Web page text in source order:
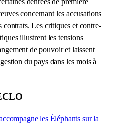
concernant les accusations
contrats. Les critiques et contre-
illustrent les tensions
de pouvoir et laissent
du pays dans les mois à
les Éléphants sur la